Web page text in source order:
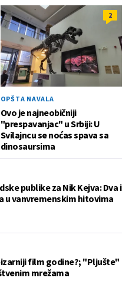
2
OPŠTA NAVALA
Ovo je najneobičniji
"prespavanjac" u Srbiji: U
Svilajncu se noćas spava sa
dinosaursima
publike za Nik Kejva: Dva i
u vanvremenskim hitovima
film godine?; "Pljušte"
mrežama